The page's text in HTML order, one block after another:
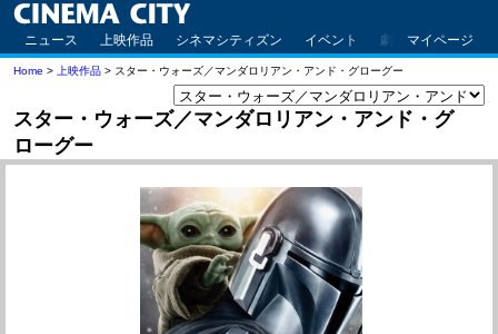
ニュース 上映作品 シネマシティズン イベント 劇場案内 アク
マイページ
Home > 上映作品 > スター・ウォーズ／マンダロリアン・アンド・グローグー
スター・ウォーズ／マンダロリアン・アンド・グ
ローグー